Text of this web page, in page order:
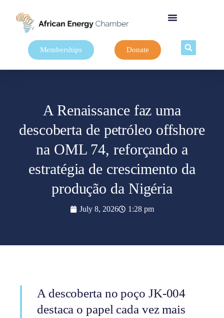
Memberships Donate
A Renaissance faz uma
descoberta de petróleo offshore
na OML 74, reforçando a
estratégia de crescimento da
produção da Nigéria
July 8, 2026 1:28 pm
A descoberta no poço JK-004
destaca o papel cada vez mais